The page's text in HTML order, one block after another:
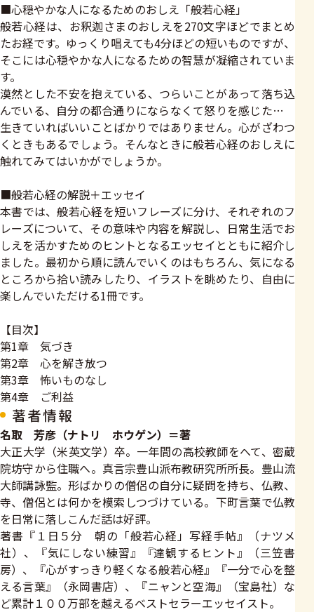
■心穏やかな人になるためのおしえ「般若心経」
般若心経は、お釈迦さまのおしえを270文字ほどでまとめ
たお経です。ゆっくり唱えても4分ほどの短いものですが、
そこには心穏やかな人になるための智慧が凝縮されていま
す。
漠然とした不安を抱えている、つらいことがあって落ち込
んでいる、自分の都合通りにならなくて怒りを感じた…
生きていればいいことばかりではありません。心がざわつ
くときもあるでしょう。そんなときに般若心経のおしえに
触れてみてはいかがでしょうか。
■般若心経の解説＋エッセイ
本書では、般若心経を短いフレーズに分け、それぞれのフ
レーズについて、その意味や内容を解説し、日常生活でお
しえを活かすためのヒントとなるエッセイとともに紹介し
ました。最初から順に読んでいくのはもちろん、気になる
ところから拾い読みしたり、イラストを眺めたり、自由に
楽しんでいただける1冊です。
【目次】
第1章 気づき
第2章 心を解き放つ
第3章 怖いものなし
第4章 ご利益
著者情報
名取 芳彦（ナトリ ホウゲン）＝著
大正大学（米英文学）卒。一年間の高校教師をへて、密蔵
院坊守から住職へ。真言宗豊山派布教研究所所長。豊山流
大師講詠監。形ばかりの僧侶の自分に疑問を持ち、仏教、
寺、僧侶とは何かを模索しつづけている。下町言葉で仏教
を日常に落しこんだ話は好評。
著書『１日５分 朝の「般若心経」写経手帖』（ナツメ
社）、『気にしない練習』『達観するヒント』（三笠書
房）、『心がすっきり軽くなる般若心経』『一分で心を整
える言葉』（永岡書店）、『ニャンと空海』（宝島社）な
ど累計１００万部を越えるベストセラーエッセイスト。